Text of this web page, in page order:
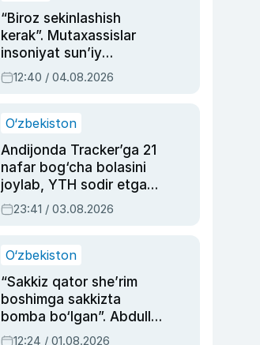
“Biroz sekinlashish
kerak”. Mutaxassislar
insoniyat sun’iy
intellektni boshqara
olmay qolishidan xavotir
12:40 / 04.08.2026
O‘zbekiston
Andijonda Tracker’ga 21
nafar bog‘cha bolasini
joylab, YTH sodir etgan
ayolga sud hukmi o‘qildi
23:41 / 03.08.2026
O‘zbekiston
“Sakkiz qator she’rim
boshimga sakkizta
bomba bo‘lgan”. Abdulla
Oripovni siyosiy
12:24 / 01.08.2026